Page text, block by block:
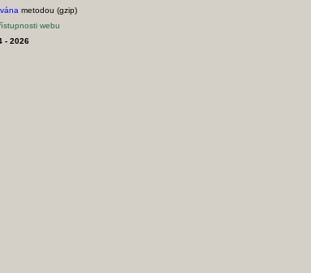
metodou (gzip)
webu
- 2026